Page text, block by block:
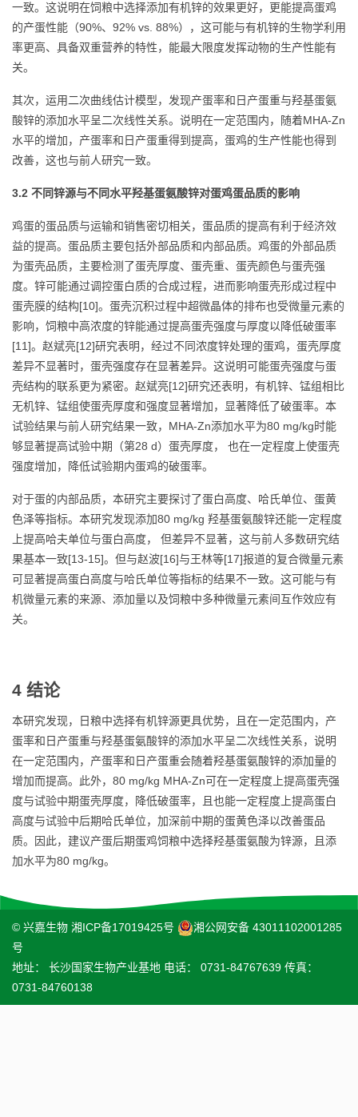
一致。这说明在饲粮中选择添加有机锌的效果更好，更能提高蛋鸡
的产蛋性能（90%、92% vs. 88%），这可能与有机锌的生物学利用
率更高、具备双重营养的特性，能最大限度发挥动物的生产性能有
关。
其次，运用二次曲线估计模型，发现产蛋率和日产蛋重与羟基蛋氨
酸锌的添加水平呈二次线性关系。说明在一定范围内，随着MHA-Zn
水平的增加，产蛋率和日产蛋重得到提高，蛋鸡的生产性能也得到
改善，这也与前人研究一致。
3.2 不同锌源与不同水平羟基蛋氨酸锌对蛋鸡蛋品质的影响
鸡蛋的蛋品质与运输和销售密切相关，蛋品质的提高有利于经济效
益的提高。蛋品质主要包括外部品质和内部品质。鸡蛋的外部品质
为蛋壳品质，主要检测了蛋壳厚度、蛋壳重、蛋壳颜色与蛋壳强
度。锌可能通过调控蛋白质的合成过程，进而影响蛋壳形成过程中
蛋壳膜的结构[10]。蛋壳沉积过程中超微晶体的排布也受微量元素的
影响，饲粮中高浓度的锌能通过提高蛋壳强度与厚度以降低破蛋率
[11]。赵斌亮[12]研究表明，经过不同浓度锌处理的蛋鸡，蛋壳厚度
差异不显著时，蛋壳强度存在显著差异。这说明可能蛋壳强度与蛋
壳结构的联系更为紧密。赵斌亮[12]研究还表明，有机锌、锰组相比
无机锌、锰组使蛋壳厚度和强度显著增加，显著降低了破蛋率。本
试验结果与前人研究结果一致，MHA-Zn添加水平为80 mg/kg时能
够显著提高试验中期（第28 d）蛋壳厚度， 也在一定程度上使蛋壳
强度增加，降低试验期内蛋鸡的破蛋率。
对于蛋的内部品质，本研究主要探讨了蛋白高度、哈氏单位、蛋黄
色泽等指标。本研究发现添加80 mg/kg 羟基蛋氨酸锌还能一定程度
上提高哈夫单位与蛋白高度， 但差异不显著，这与前人多数研究结
果基本一致[13-15]。但与赵波[16]与王林等[17]报道的复合微量元素
可显著提高蛋白高度与哈氏单位等指标的结果不一致。这可能与有
机微量元素的来源、添加量以及饲粮中多种微量元素间互作效应有
关。
4 结论
本研究发现，日粮中选择有机锌源更具优势，且在一定范围内，产
蛋率和日产蛋重与羟基蛋氨酸锌的添加水平呈二次线性关系，说明
在一定范围内，产蛋率和日产蛋重会随着羟基蛋氨酸锌的添加量的
增加而提高。此外，80 mg/kg MHA-Zn可在一定程度上提高蛋壳强
度与试验中期蛋壳厚度，降低破蛋率，且也能一定程度上提高蛋白
高度与试验中后期哈氏单位，加深前中期的蛋黄色泽以改善蛋品
质。因此，建议产蛋后期蛋鸡饲粮中选择羟基蛋氨酸为锌源，且添
加水平为80 mg/kg。
© 兴嘉生物 湘ICP备17019425号
湘公网安备 43011102001285
号
地址： 长沙国家生物产业基地 电话： 0731-84767639 传真：
0731-84760138